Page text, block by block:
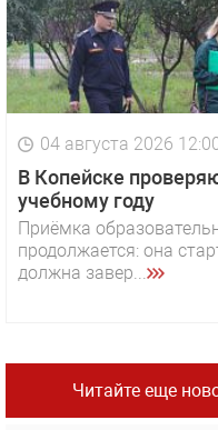
04 августа 2026
В Копейске
учебному году
Приёмка
продолжается: она
должна завер...
Читайте еще